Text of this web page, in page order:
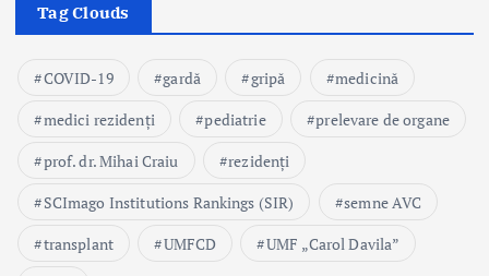
Tag Clouds
COVID-19 gardă gripă
medicină
medici rezidenți
pediatrie
prelevare de organe
prof. dr. Mihai Craiu
rezidenți
SCImago Institutions Rankings (SIR)
semne AVC
transplant
UMFCD
UMF „Carol Davila”